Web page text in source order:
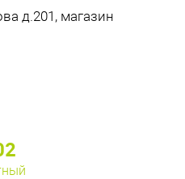
д.201, магазин